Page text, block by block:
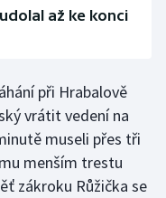
až ke konci
při Hrabalově
vrátit vedení na
museli přes tři
menším trestu
zákroku Růžička se